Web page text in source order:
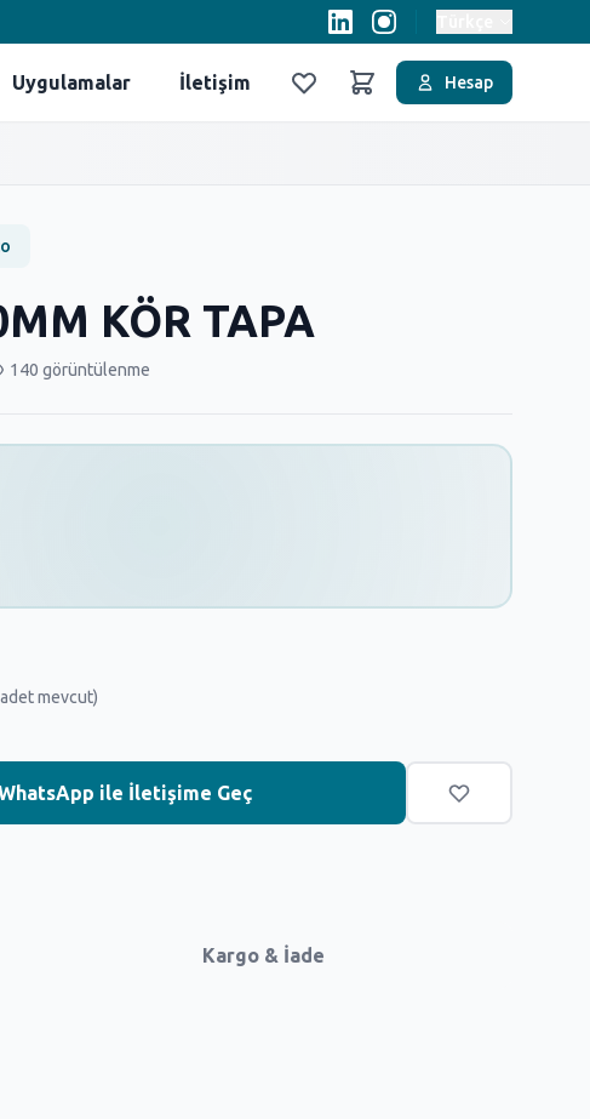
Uygulamalar İletişim
FavorilerSepet
Hesap
KÖR TAPA
140 görüntülenme
mevcut)
ile İletişime Geç
Kargo & İade